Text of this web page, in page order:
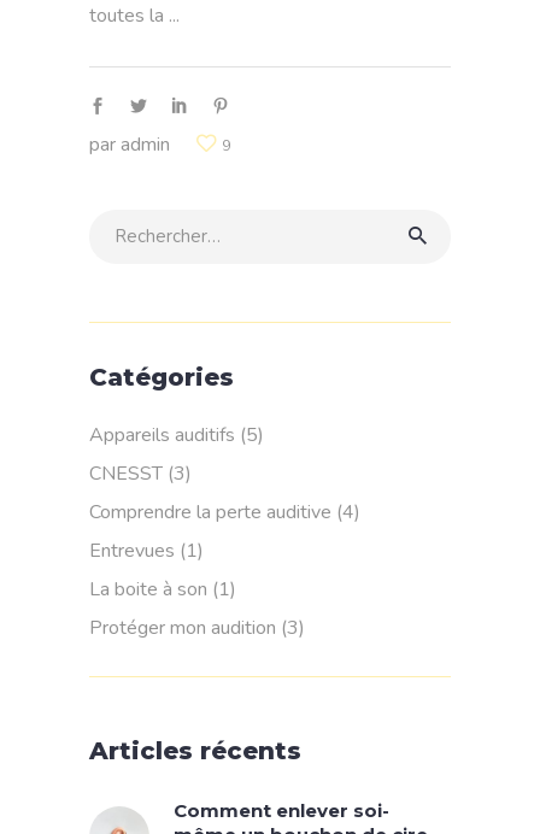
toutes la
paradmin 9
Rechercher:
Catégories
Appareils auditifs (5)
CNESST (3)
Comprendre la perte auditive (4)
Entrevues (1)
La boite à son (1)
Protéger mon audition (3)
Articles récents
Comment enlever soi-